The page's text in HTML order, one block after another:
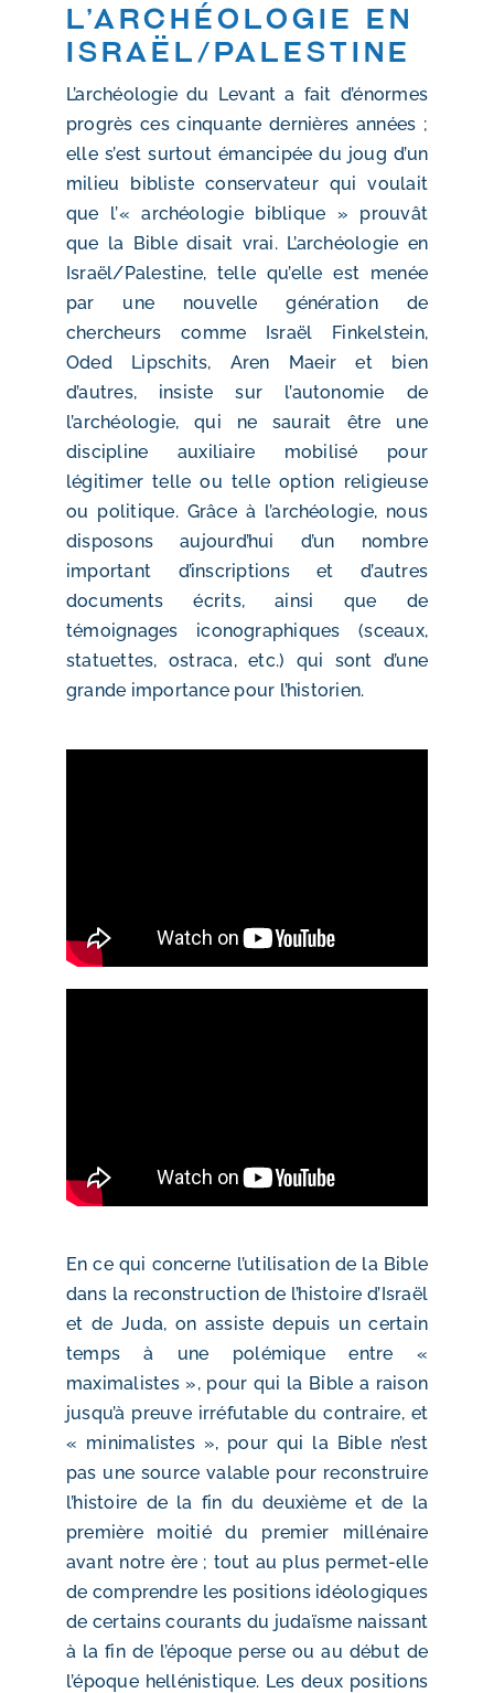
L’archéologie en
Israël/Palestine
L’archéologie du Levant a fait d’énormes
progrès ces cinquante dernières années ;
elle s’est surtout émancipée du joug d’un
milieu bibliste conservateur qui voulait
que l’« archéologie biblique » prouvât
que la Bible disait vrai. L’archéologie en
Israël/Palestine, telle qu’elle est menée
par une nouvelle génération de
chercheurs comme Israël Finkelstein,
Oded Lipschits, Aren Maeir et bien
d’autres, insiste sur l’autonomie de
l’archéologie, qui ne saurait être une
discipline auxiliaire mobilisé pour
légitimer telle ou telle option religieuse
ou politique. Grâce à l’archéologie, nous
disposons aujourd’hui d’un nombre
important d’inscriptions et d’autres
documents écrits, ainsi que de
témoignages iconographiques (sceaux,
statuettes, ostraca, etc.) qui sont d’une
grande importance pour l’historien.
En ce qui concerne l’utilisation de la Bible
dans la reconstruction de l’histoire d’Israël
et de Juda, on assiste depuis un certain
temps à une polémique entre «
maximalistes », pour qui la Bible a raison
jusqu’à preuve irréfutable du contraire, et
« minimalistes », pour qui la Bible n’est
pas une source valable pour reconstruire
l’histoire de la fin du deuxième et de la
première moitié du premier millénaire
avant notre ère ; tout au plus permet-elle
de comprendre les positions idéologiques
de certains courants du judaïsme naissant
à la fin de l’époque perse ou au début de
l’époque hellénistique. Les deux positions